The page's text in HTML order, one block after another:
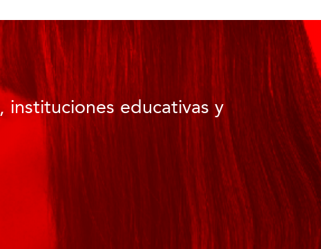
instituciones educativas y